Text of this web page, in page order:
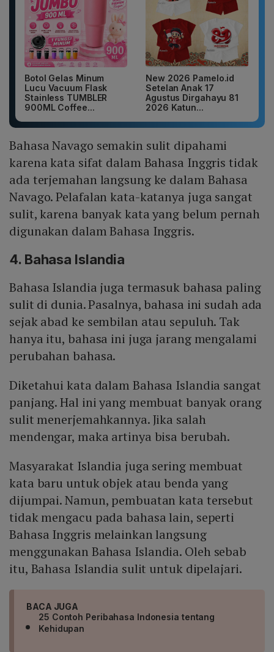
Botol Gelas Minum
Lucu Vacuum Flask
Stainless TUMBLER
900ML Coffee...
New 2026 Pamelo.id
Setelan Anak 17
Agustus Dirgahayu 81
2026 Katun...
Bahasa Navago semakin sulit dipahami
karena kata sifat dalam Bahasa Inggris tidak
ada terjemahan langsung ke dalam Bahasa
Navago. Pelafalan kata-katanya juga sangat
sulit, karena banyak kata yang belum pernah
digunakan dalam Bahasa Inggris.
4. Bahasa Islandia
Bahasa Islandia juga termasuk bahasa paling
sulit di dunia. Pasalnya, bahasa ini sudah ada
sejak abad ke sembilan atau sepuluh. Tak
hanya itu, bahasa ini juga jarang mengalami
perubahan bahasa.
Diketahui kata dalam Bahasa Islandia sangat
panjang. Hal ini yang membuat banyak orang
sulit menerjemahkannya. Jika salah
mendengar, maka artinya bisa berubah.
Masyarakat Islandia juga sering membuat
kata baru untuk objek atau benda yang
dijumpai. Namun, pembuatan kata tersebut
tidak mengacu pada bahasa lain, seperti
Bahasa Inggris melainkan langsung
menggunakan Bahasa Islandia. Oleh sebab
itu, Bahasa Islandia sulit untuk dipelajari.
BACA JUGA
25 Contoh Peribahasa Indonesia tentang
Kehidupan